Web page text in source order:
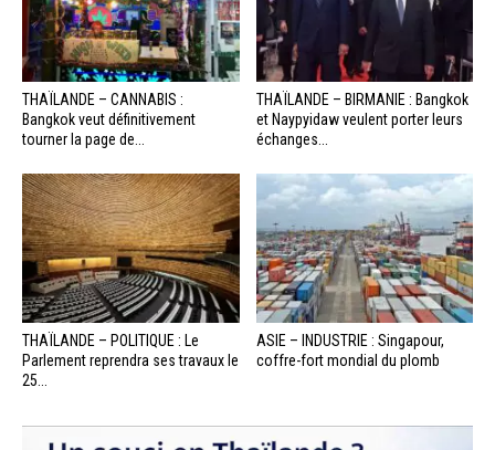
THAÏLANDE – CANNABIS :
Bangkok veut définitivement
tourner la page de...
THAÏLANDE – BIRMANIE : Bangkok
et Naypyidaw veulent porter leurs
échanges...
THAÏLANDE – POLITIQUE : Le
Parlement reprendra ses travaux le
25...
ASIE – INDUSTRIE : Singapour,
coffre-fort mondial du plomb